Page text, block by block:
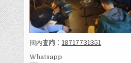
國內查詢： 18717731351
Whatsapp